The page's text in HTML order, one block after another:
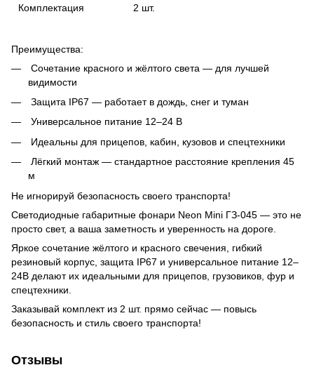
Комплектация
2 шт.
Преимущества:
Сочетание красного и жёлтого света — для лучшей
видимости
Защита IP67 — работает в дождь, снег и туман
Универсальное питание 12–24 В
Идеальны для прицепов, кабин, кузовов и спецтехники
Лёгкий монтаж — стандартное расстояние крепления 45
м
Не игнорируй безопасность своего транспорта!
Светодиодные габаритные фонари Neon Mini ГЗ-045 — это не
просто свет, а ваша заметность и уверенность на дороге.
Яркое сочетание жёлтого и красного свечения, гибкий
резиновый корпус, защита IP67 и универсальное питание 12–
24В делают их идеальными для прицепов, грузовиков, фур и
спецтехники.
Заказывай комплект из 2 шт. прямо сейчас — повысь
безопасность и стиль своего транспорта!
Отзывы